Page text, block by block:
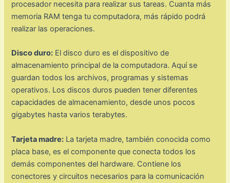
procesador necesita para realizar sus tareas. Cuanta más
memoria RAM tenga tu computadora, más rápido podrá
realizar las operaciones.
Disco duro: El disco duro es el dispositivo de
almacenamiento principal de la computadora. Aquí se
guardan todos los archivos, programas y sistemas
operativos. Los discos duros pueden tener diferentes
capacidades de almacenamiento, desde unos pocos
gigabytes hasta varios terabytes.
Tarjeta madre: La tarjeta madre, también conocida como
placa base, es el componente que conecta todos los
demás componentes del hardware. Contiene los
conectores y circuitos necesarios para la comunicación